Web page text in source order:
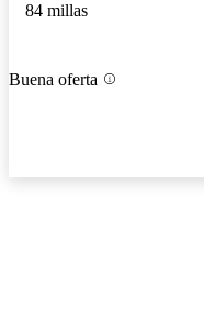
84 millas
Buena oferta